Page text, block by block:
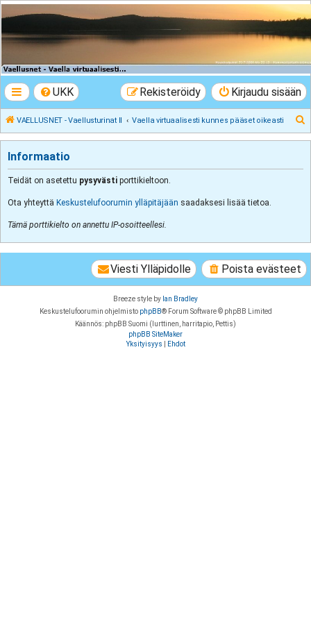
VAELLUSNET -
Vaellusturinat II
UKK Kirjaudu sisään
Rekisteröidy
VAELLUSNET - Vaellusturinat II Vaella virtuaalisesti kunnes pääset oikeasti
Informaatio
Teidät on asetettu pysyvästi porttikieltoon.
Ota yhteyttä Keskustelufoorumin ylläpitäjään saadaksesi lisää tietoa.
Tämä porttikielto on annettu IP-osoitteellesi.
Poista evästeet
Viesti Ylläpidolle
Breeze style by Ian Bradley
Keskustelufoorumin ohjelmisto phpBB® Forum Software © phpBB Limited
Käännös: phpBB Suomi (lurttinen, harritapio, Pettis)
phpBB SiteMaker
Yksityisyys
Ehdot